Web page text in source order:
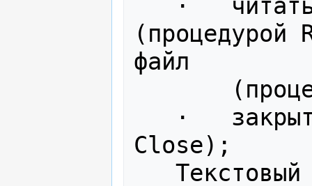
(процедурой
файл
Close);